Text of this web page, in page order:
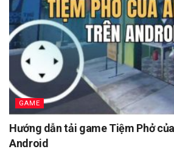
GAME
Hướng dẫn tải game Tiệm Phở
Android